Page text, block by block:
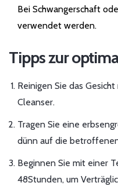
Bei Schwangerschaft
verwendet werden.
Tipps zur
Reinigen Sie das
Cleanser.
Tragen Sie eine
dünn auf die
Beginnen Sie mit einer
48Stunden, um